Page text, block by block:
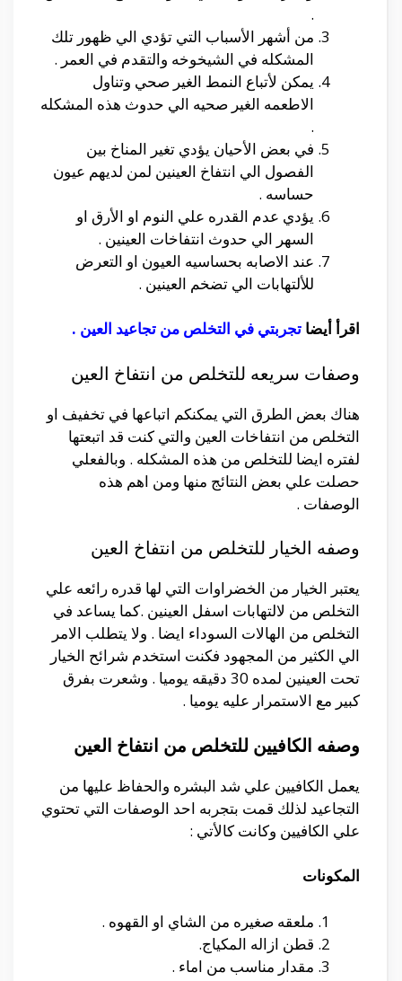
.
من أشهر الأسباب التي تؤدي الي ظهور تلك
المشكله في الشيخوخه والتقدم في العمر .
يمكن لأتباع النمط الغير صحي وتناول
الاطعمه الغير صحيه الي حدوث هذه المشكله
.
في بعض الأحيان يؤدي تغير المناخ بين
الفصول الي انتفاخ العينين لمن لديهم عيون
حساسه .
يؤدي عدم القدره علي النوم او الأرق او
السهر الي حدوث انتفاخات العينين .
عند الاصابه بحساسيه العيون او التعرض
للألتهابات الي تضخم العينين .
اقرأ أيضا تجربتي في التخلص من تجاعيد العين .
وصفات سريعه للتخلص من انتفاخ العين
هناك بعض الطرق التي يمكنكم اتباعها في تخفيف او
التخلص من انتفاخات العين والتي كنت قد اتبعتها
لفتره ايضا للتخلص من هذه المشكله . وبالفعلي
حصلت علي بعض النتائج منها ومن اهم هذه
الوصفات .
وصفه الخيار للتخلص من انتفاخ العين
يعتبر الخيار من الخضراوات التي لها قدره رائعه علي
التخلص من لالتهابات اسفل العينين .كما يساعد في
التخلص من الهالات السوداء ايضا . ولا يتطلب الامر
الي الكثير من المجهود فكنت استخدم شرائح الخيار
تحت العينين لمده 30 دقيقه يوميا . وشعرت بفرق
كبير مع الاستمرار عليه يوميا .
وصفه الكافيين للتخلص من انتفاخ العين
يعمل الكافيين علي شد البشره والحفاظ عليها من
التجاعيد لذلك قمت بتجربه احد الوصفات التي تحتوي
علي الكافيين وكانت كالأتي :
المكونات
ملعقه صغيره من الشاي او القهوه .
قطن ازاله المكياج.
مقدار مناسب من اماء .